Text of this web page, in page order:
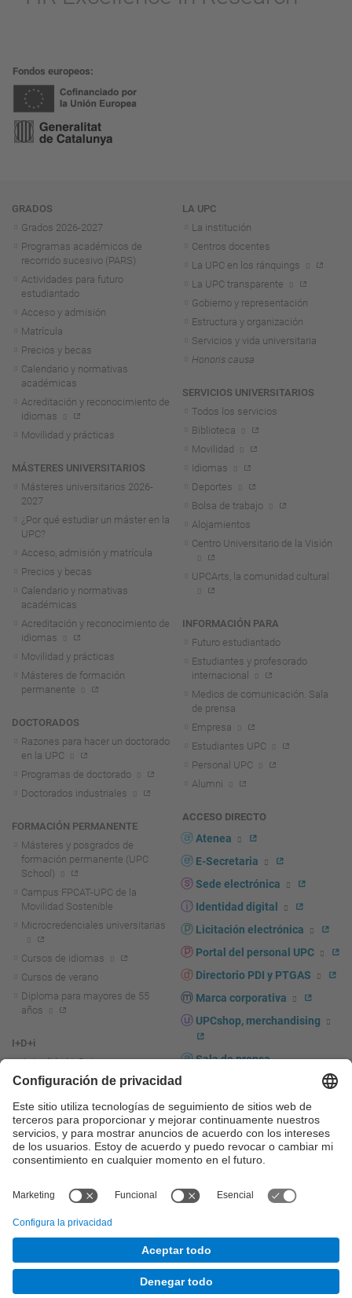
Fondos europeos
Navegación
GRADOS
Grados 2026-2027
Programas académicos de
recorrido sucesivo (PARS)
Actividades para futuro
estudiantado
Acceso y admisión
Matrícula
Precios y becas
Calendario y normativas
académicas
Acreditación y reconocimiento de
idiomas
Movilidad y prácticas
MÁSTERES UNIVERSITARIOS
Másteres universitarios 2026-
2027
¿Por qué estudiar un máster en la
UPC?
Acceso, admisión y matrícula
Precios y becas
Calendario y normativas
académicas
Acreditación y reconocimiento de
idiomas
Movilidad y prácticas
Másteres de formación
permanente
DOCTORADOS
Razones para hacer un doctorado
en la UPC
Programas de doctorado
Doctorados industriales
FORMACIÓN PERMANENTE
Másteres y posgrados de
formación permanente (UPC
School)
Campus FPCAT-UPC de la
Movilidad Sostenible
Microcredenciales universitarias
Cursos de idiomas
Cursos de verano
Diploma para mayores de 55
años
I+D+i
Actualidad I+D+I
La investigación en la UPC
investigación
La transferencia, el
emprendimiento y la innovación
en la UPC
transferencia, el emprendimiento
Servicios a las empresas
Servicios Científico-técnicos
LA UPC
La institución
Centros docentes
La UPC en los ránquings
La UPC transparente
Gobierno y representación
Estructura y organización
Servicios y vida universitaria
Honoris causa
SERVICIOS UNIVERSITARIOS
Todos los servicios
Biblioteca
Movilidad
Idiomas
Deportes
Bolsa de trabajo
Alojamientos
Centro Universitario de la Visión
UPCArts, la comunidad cultural
INFORMACIÓN PARA
Futuro estudiantado
Estudiantes y profesorado
internacional
Medios de comunicación. Sala
de prensa
Empresa
Estudiantes UPC
Personal UPC
Alumni
ACCESO DIRECTO
Atenea
E-Secretaria
Sede electrónica
Identidad digital
Licitación electrónica
Portal del personal UPC
Directorio PDI y PTGAS
Marca corporativa
UPCshop, merchandising
Sala de prensa
© UPC Universitat Politècnica de Catalunya - BarcelonaTech